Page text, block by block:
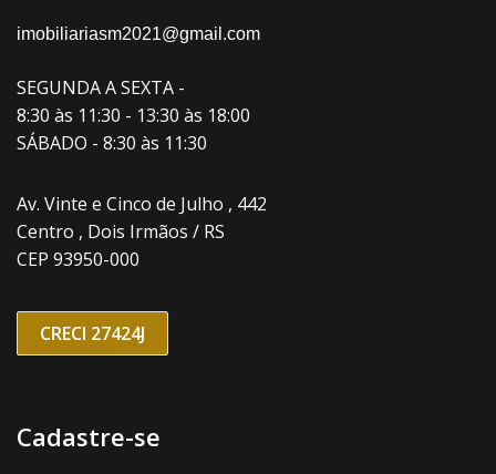
imobiliariasm2021@gmail.com
SEGUNDA A SEXTA -
8:30 às 11:30 - 13:30 às 18:00
SÁBADO - 8:30 às 11:30
Av. Vinte e Cinco de Julho , 442
Centro , Dois Irmãos / RS
CEP 93950-000
CRECI 27424J
Cadastre-se